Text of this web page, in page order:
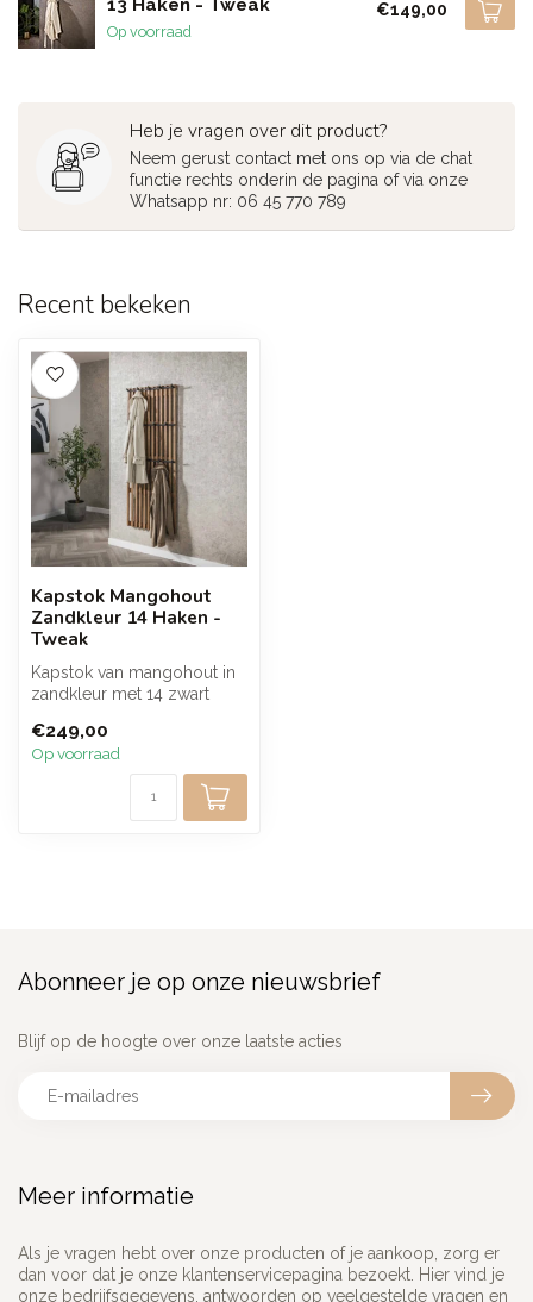
Op voorraad
€149,00
Heb je vragen over dit product?
Neem gerust contact met ons op via de chat
functie rechts onderin de pagina of via onze
Whatsapp nr: 06 45 770 789
Recent bekeken
Kapstok Mangohout
Zandkleur 14 Haken -
Tweak
Kapstok van mangohout in
zandkleur met 14 zwart
hout...
€249,00
Op voorraad
Meer informatie
Als je vragen hebt over onze producten of je aankoop, zorg er
dan voor dat je onze klantenservicepagina bezoekt. Hier vind je
onze bedrijfsgegevens, antwoorden op veelgestelde vragen en
Abonneer je op onze nieuwsbrief
Blijf op de hoogte over onze laatste acties